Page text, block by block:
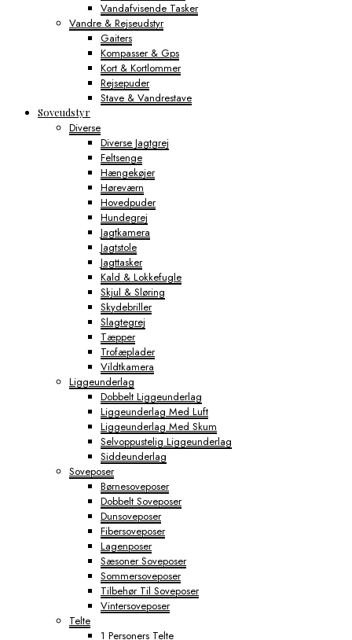
Vandafvisende Tasker
Vandre & Rejseudstyr
Gaiters
Kompasser & Gps
Kort & Kortlommer
Rejsepuder
Stave & Vandrestave
Soveudstyr
Diverse
Diverse Jagtgrej
Feltsenge
Hængekøjer
Høreværn
Hovedpuder
Hundegrej
Jagtkamera
Jagtstole
Jagttasker
Kald & Lokkefugle
Skjul & Sløring
Skydebriller
Slagtegrej
Tæpper
Trofæplader
Vildtkamera
Liggeunderlag
Dobbelt Liggeunderlag
Liggeunderlag Med Luft
Liggeunderlag Med Skum
Selvoppustelig Liggeunderlag
Siddeunderlag
Soveposer
Børnesoveposer
Dobbelt Soveposer
Dunsoveposer
Fibersoveposer
Lagenposer
Sæsoner Soveposer
Sommersoveposer
Tilbehør Til Soveposer
Vintersoveposer
Telte
1 Personers Telte